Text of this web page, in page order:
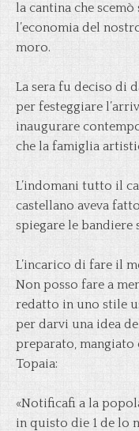
la cantina che
l’economia del
moro.
La sera fu deciso di
per festeggiare
inaugurare
che la famiglia
L’indomani tutto il
castellano aveva
spiegare le bandiere
L’incarico di fare il
Non posso fare a
redatto in uno stile
per darvi una idea
preparato, mangiato
Topaia:
«Notificafi a la
in quisto die 1 de lo